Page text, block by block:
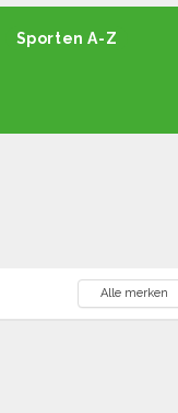
Sporten A-Z
Alle merken